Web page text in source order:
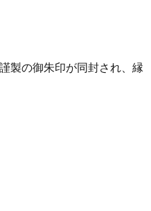
製の御朱印が同封され、縁